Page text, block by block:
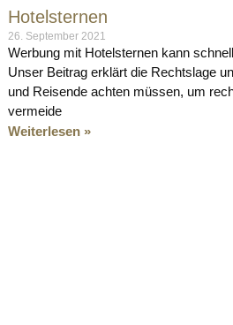
Hotelsternen
26. September 2021
Werbung mit Hotelsternen kann
Unser Beitrag erklärt die Rechtslage
und Reisende achten müssen, um
vermeide
Weiterlesen »